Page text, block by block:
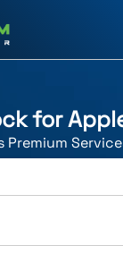
for
Premium